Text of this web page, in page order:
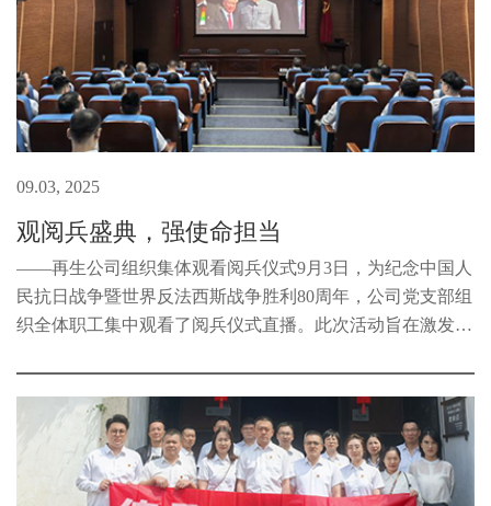
09.03, 2025
观阅兵盛典，强使命担当
——再生公司组织集体观看阅兵仪式9月3日，为纪念中国人
民抗日战争暨世界反法西斯战争胜利80周年，公司党支部组
织全体职工集中观看了阅兵仪式直播。此次活动旨在激发职